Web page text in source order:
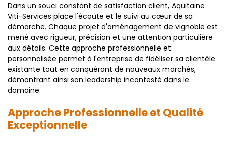
Dans un souci constant de satisfaction client, Aquitaine
Viti-Services place l'écoute et le suivi au cœur de sa
démarche. Chaque projet d'aménagement de vignoble est
mené avec rigueur, précision et une attention particulière
aux détails. Cette approche professionnelle et
personnalisée permet à l'entreprise de fidéliser sa clientèle
existante tout en conquérant de nouveaux marchés,
démontrant ainsi son leadership incontesté dans le
domaine.
Approche Professionnelle et Qualité
Exceptionnelle